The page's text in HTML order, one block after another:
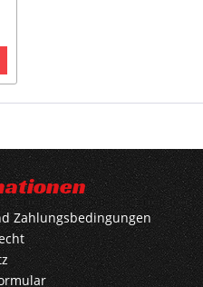
Zahlungsbedingungen